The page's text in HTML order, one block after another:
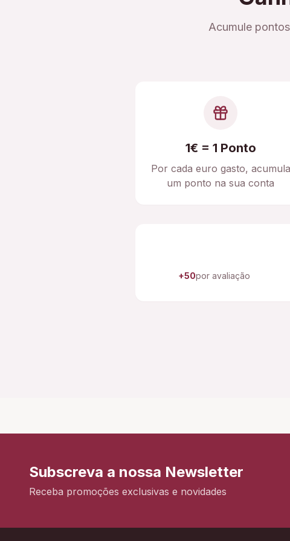
Acumule
1€ = 1 Ponto
Por cada euro gasto, acumula
um ponto na sua conta
+50por avaliação
Subscreva a nossa Newsletter
Receba promoções exclusivas e novidades